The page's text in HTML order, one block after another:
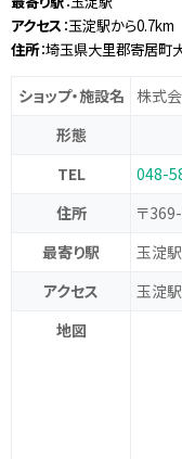
アクセス ：玉淀駅から0.7km
住所：埼玉県大里郡寄居町
ショップ・施設名
株式
形態
TEL
048-
住所
〒
最寄り駅
玉淀駅
アクセス
玉淀
地図